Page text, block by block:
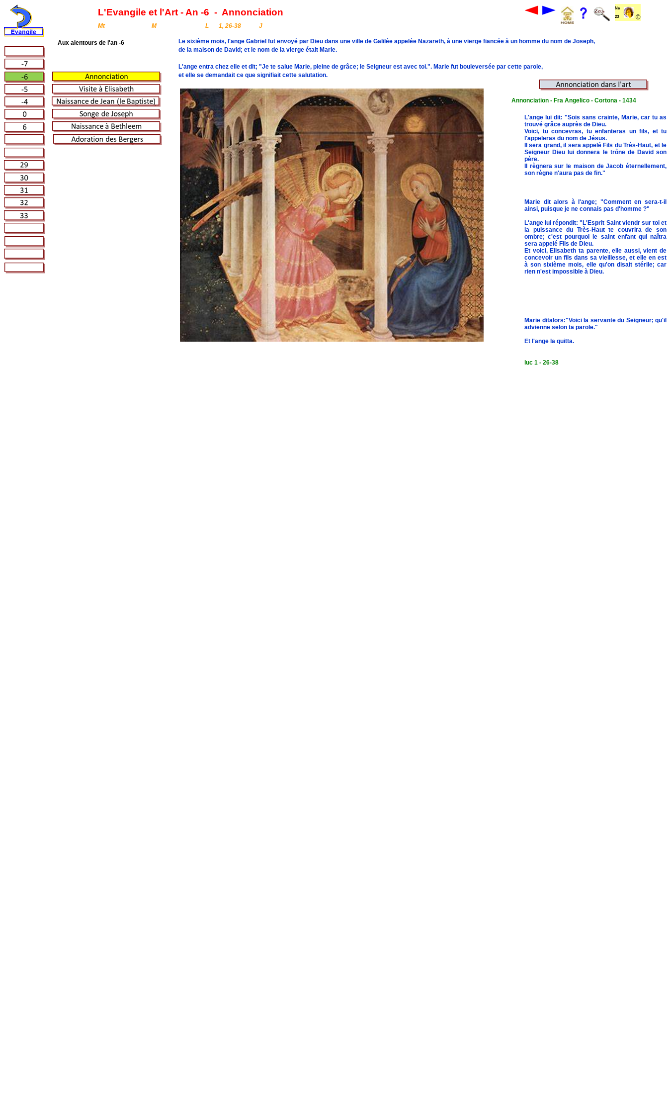
L'Evangile et l'Art - An -6 - Annonciation
Ne
23
©
Mt M L 1, 26-38 J
Aux alentours de l'an -6
Le sixième mois, l'ange Gabriel fut envoyé par Dieu dans une ville de Galilée appelée Nazareth, à une vierge fiancée à un homme du nom de Joseph,
de la maison de David; et le nom de la vierge était Marie.
L'ange entra chez elle et dit; "Je te salue Marie, pleine de grâce; le Seigneur est avec toi.". Marie fut bouleversée par cette parole,
et elle se demandait ce que signifiait cette salutation.
Annonciation - Fra Angelico - Cortona - 1434
L'ange lui dit: "Sois sans crainte, Marie, car tu as
trouvé grâce auprès de Dieu.
Voici, tu concevras, tu enfanteras un fils, et tu
l'appeleras du nom de Jésus.
Il sera grand, il sera appelé Fils du Très-Haut, et le
Seigneur Dieu lui donnera le trône de David son
père.
Il règnera sur le maison de Jacob éternellement,
son règne n'aura pas de fin."
Marie dit alors à l'ange; "Comment en sera-t-il
ainsi, puisque je ne connais pas d'homme ?"
L'ange lui répondit: "L'Esprit Saint viendr sur toi et
la puissance du Très-Haut te couvrira de son
ombre; c'est pourquoi le saint enfant qui naîtra
sera appelé Fils de Dieu.
Et voici, Elisabeth ta parente, elle aussi, vient de
concevoir un fils dans sa vieillesse, et elle en est
à son sixième mois, elle qu'on disait stérile; car
rien n'est impossible à Dieu.
Marie ditalors:"Voici la servante du Seigneur; qu'il
advienne selon ta parole."
Et l'ange la quitta.
luc 1 - 26-38